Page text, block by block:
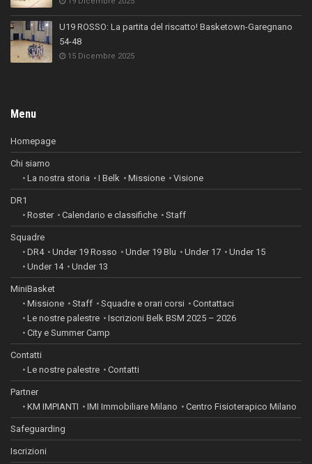
U19 ROSSO: La partita del riscatto! Basketown-Garegnano
54-48
15 Dicembre 2025
Menu
Homepage
Chi siamo
La nostra storia
I Belk Missione Visione
DR1
Roster
Calendario e classifiche Staff
Squadre
DR4
Under 19 Rosso Under 19 Blu Under 17
Under 15
Under 14
Under 13
MiniBasket
Missione
Staff Squadre e orari corsi
Contattaci
Le nostre palestre
Iscrizioni Belk BSM 2025 – 2026
City e Summer Camp
Contatti
Le nostre palestre
Contatti
Partner
KM IMPIANTI
IMI Immobiliare Milano Centro Fisioterapico Milano
Safeguarding
Iscrizioni